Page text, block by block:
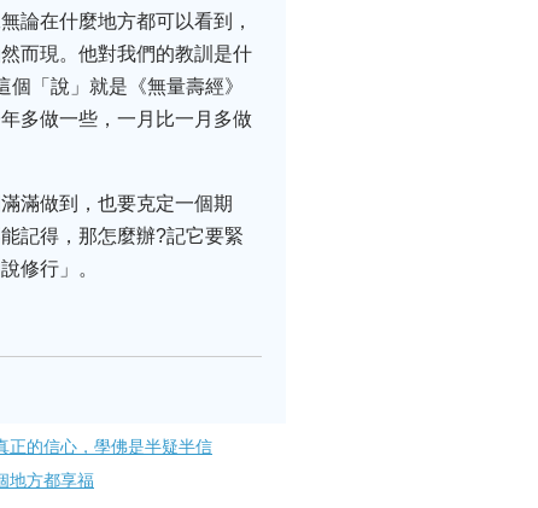
論在什麼地方都可以看到，
而現。他對我們的教訓是什
「說」就是《無量壽經》
多做一些，一月比一月多做
滿做到，也要克定一個期
記得，那怎麼辦?記它要緊
修行」。
正的信心，學佛是半疑半信
地方都享福